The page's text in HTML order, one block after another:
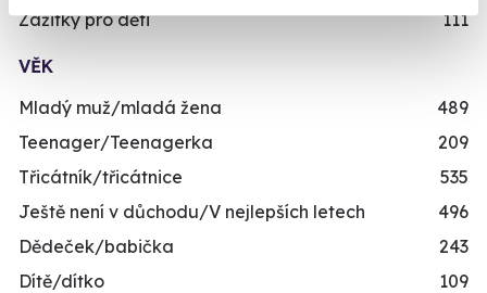
Zážitky pro děti
111
VĚK
Mladý muž/mladá žena
489
Teenager/Teenagerka
209
Třicátník/třicátnice
535
Ještě není v důchodu/V nejlepších letech
496
Dědeček/babička
243
Dítě/dítko
109